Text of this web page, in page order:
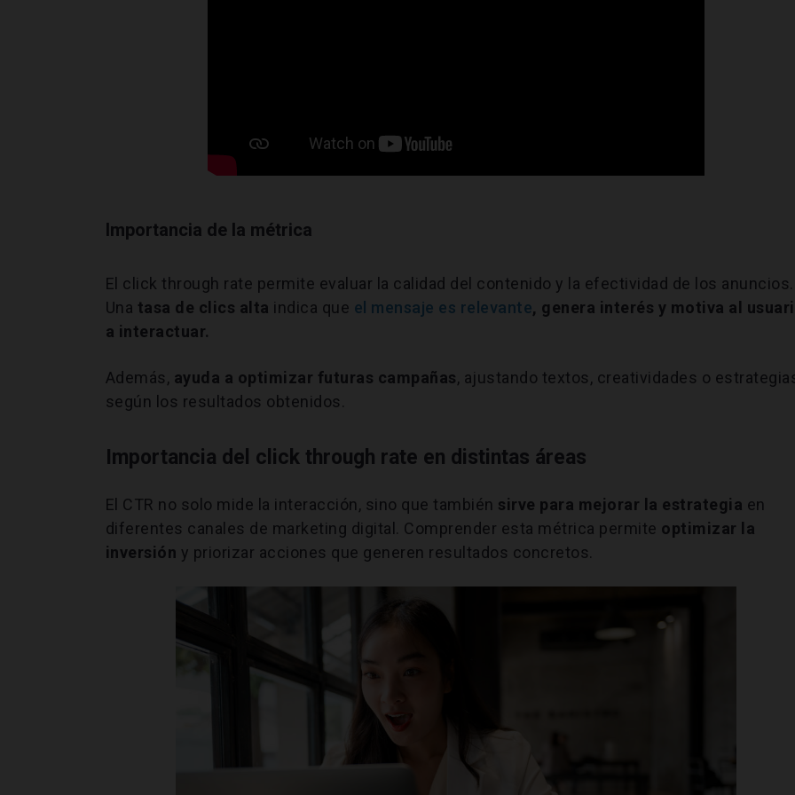
Importancia de la métrica
El click through rate permite evaluar la calidad del contenido y la efectividad de los anuncios.
Una tasa de clics alta indica que el mensaje es relevante, genera interés y motiva al
a interactuar.
Además, ayuda a optimizar futuras campañas, ajustando textos, creatividades o
según los resultados obtenidos.
Importancia del click through rate en distintas áreas
El CTR no solo mide la interacción, sino que también sirve para mejorar la estrategia en
diferentes canales de marketing digital. Comprender esta métrica permite optimizar la
inversión y priorizar acciones que generen resultados concretos.